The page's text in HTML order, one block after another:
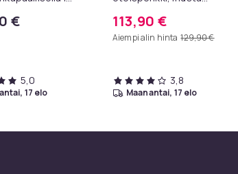
| €
5,0
17 elo
metallipenkki, kestävä,
makuuhuoneeseen,
113,90 €
Aiempi alin hinta 129,90 €
3,8
maanantai, 17 elo